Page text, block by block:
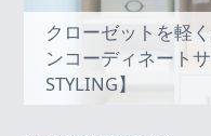
クローゼットを軽
ンコーディネート
STYLING】